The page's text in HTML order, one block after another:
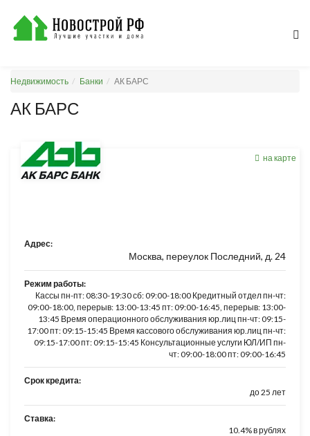
Недвижимость Банки АК БАРС
АК БАРС
на карте
Адрес:
Москва, переулок Последний, д. 24
Режим работы:
Кассы пн-пт: 08:30-19:30 сб: 09:00-18:00 Кредитный отдел пн-чт:
09:00-18:00, перерыв: 13:00-13:45 пт: 09:00-16:45, перерыв: 13:00-
13:45 Время операционного обслуживания юр.лиц пн-чт: 09:15-
17:00 пт: 09:15-15:45 Время кассового обслуживания юр.лиц пн-чт:
09:15-17:00 пт: 09:15-15:45 Консультационные услуги ЮЛ/ИП пн-
чт: 09:00-18:00 пт: 09:00-16:45
Срок кредита:
до 25 лет
Ставка:
10.4% в рублях